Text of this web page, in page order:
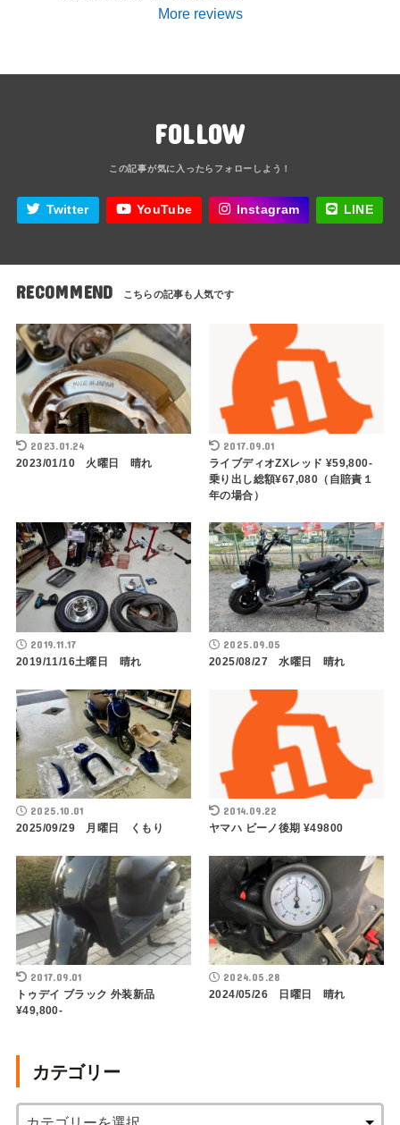
More reviews
FOLLOW
Twitter YouTube Instagram LINE
RECOMMEND
2023.01.24
2023/01/10 火曜日 晴れ
2017.09.01
ライブディオZXレッド ¥59,800-
乗り出し総額¥67,080（自賠責１
年の場合）
2019.11.17
2019/11/16土曜日 晴れ
2025.09.05
2025/08/27 水曜日 晴れ
2025.10.01
2025/09/29 月曜日 くもり
2014.09.22
ヤマハ ビーノ後期 ¥49800
2017.09.01
トゥデイ ブラック 外装新品
¥49,800-
2024.05.28
2024/05/26 日曜日 晴れ
カテゴリー